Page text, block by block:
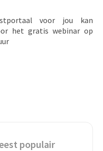
voor jou kan
het gratis webinar op
populair